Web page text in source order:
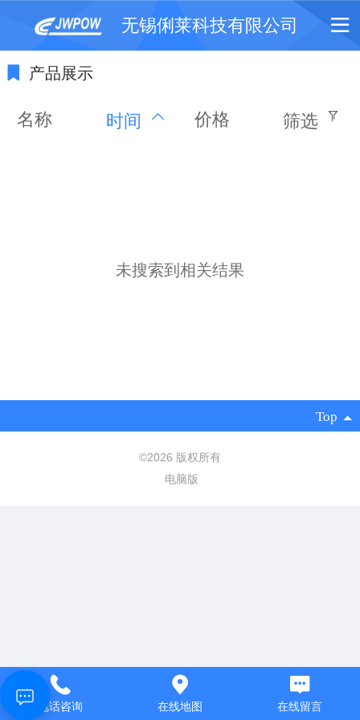
无锡俐莱科技有限公司
产品展示
名称 时间 价格 筛选
未搜索到相关结果
Top
©2026 版权所有
电脑版
电话咨询 在线地图 在线留言